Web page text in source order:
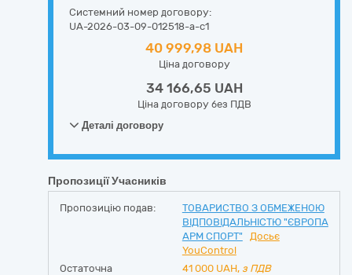
Системний номер договору:
UA-2026-03-09-012518-a-c1
40 999,98 UAH
Ціна договору
34 166,65 UAH
Ціна договору без ПДВ
Деталі договору
Пропозиції Учасників
Пропозицію подав:
ТОВАРИСТВО З ОБМЕЖЕНОЮ
ВІДПОВІДАЛЬНІСТЮ "ЄВРОПА
АРМ СПОРТ"
Досьє
YouControl
Остаточна
41 000 UAH, з ПДВ